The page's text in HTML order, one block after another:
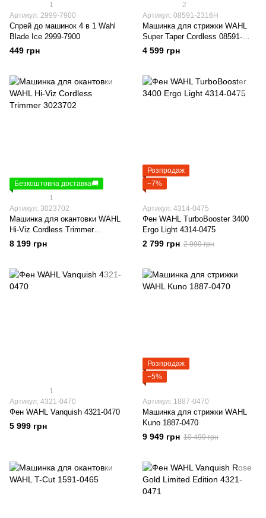
1
Артикул: 2999-7900
Спрей до машинок 4 в 1 Wahl
Blade Ice 2999-7900
449 грн
2
Артикул: 08591-2316H
Машинка для стрижки WAHL
Super Taper Cordless 08591-
2316H (3027253)
4 599 грн
Безкоштовна доставка🚚
1
Артикул: 3023702
Машинка для окантовки WAHL
Hi-Viz Cordless Trimmer
3023702
8 199 грн
Розпродаж
−7%
Артикул: 4314-0475
Фен WAHL TurboBooster 3400
Ergo Light 4314-0475
2 799 грн 2 999 грн
1
Артикул: 4321-0470
Фен WAHL Vanquish 4321-0470
5 999 грн
Розпродаж
−5%
Артикул: 1887-0470
Машинка для стрижки WAHL
Kuno 1887-0470
9 949 грн 10 499 грн